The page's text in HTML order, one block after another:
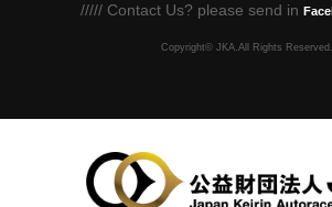
///// Contact Us? please send in
Copyright© JKA.All Rights Reserved.